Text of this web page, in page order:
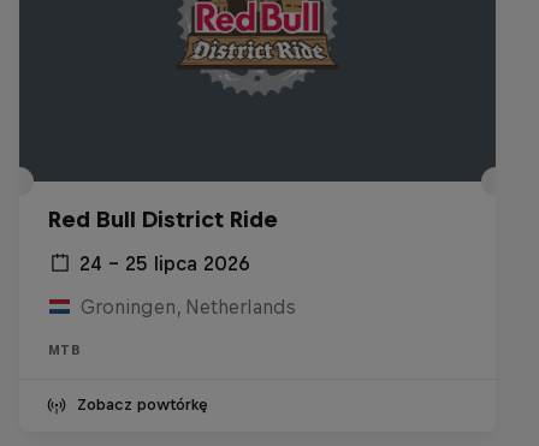
Red Bull District Ride
24 – 25 lipca 2026
Groningen, Netherlands
MTB
Zobacz powtórkę